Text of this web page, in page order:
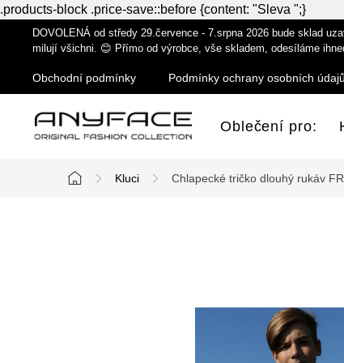
.products-block .price-save::before {content: "Sleva ";}
DOVOLENÁ od středy 29.července - 7.srpna 2026 bude sklad
milují všichni. 😊 Přímo od výrobce, vše skladem, odesíláme
Obchodní podmínky Podmínky ochrany osobních údajů
Oblečení pro:
Domů
Kluci Chlapecké tričko dlouhý rukáv